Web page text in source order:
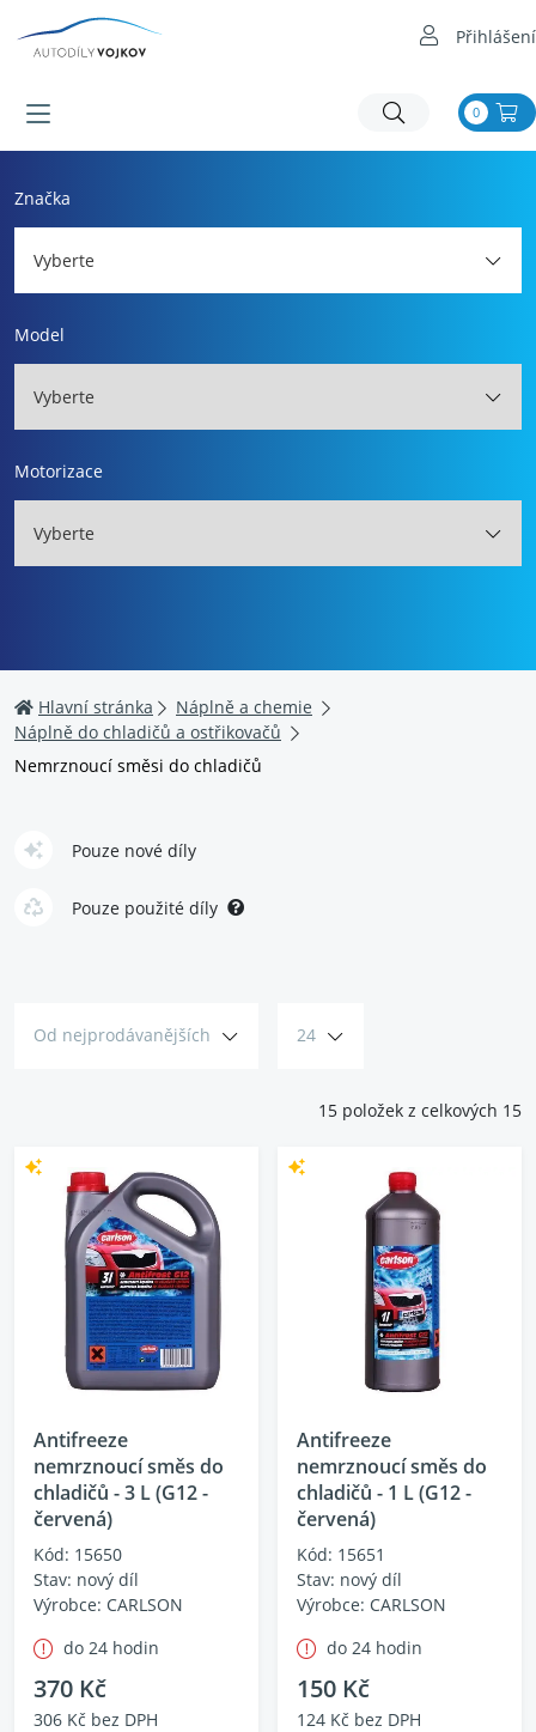
Přihlášení
0
Značka
Vyberte
Model
Vyberte
Motorizace
Vyberte
Hlavní stránka
Náplně a chemie
Náplně do chladičů a ostřikovačů
Nemrznoucí směsi do chladičů
Pouze nové díly
Pouze použité díly
Od nejprodávanějších 24
15 položek z celkových 15
Antifreeze
nemrznoucí směs do
chladičů - 3 L (G12 -
červená)
Kód: 15650
Stav: nový díl
Výrobce: CARLSON
do 24 hodin
370 Kč
306 Kč bez DPH
Antifreeze
nemrznoucí směs do
chladičů - 1 L (G12 -
červená)
Kód: 15651
Stav: nový díl
Výrobce: CARLSON
do 24 hodin
150 Kč
124 Kč bez DPH